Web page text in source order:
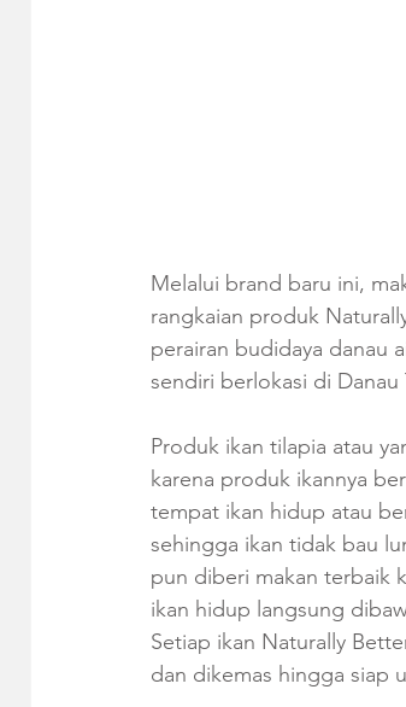
Melalui brand baru ini,
rangkaian produk
perairan budidaya danau
sendiri berlokasi di Danau
Produk ikan tilapia atau
karena produk ikannya
tempat ikan hidup atau
sehingga ikan tidak bau
pun diberi makan terbaik
ikan hidup langsung
Setiap ikan Naturally
dan dikemas hingga siap